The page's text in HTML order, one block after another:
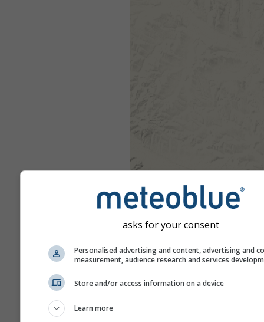
asks for your consent
Personalised advertising and content, advertising and
measurement, audience research and services
Store and/or access information on a device
Learn more